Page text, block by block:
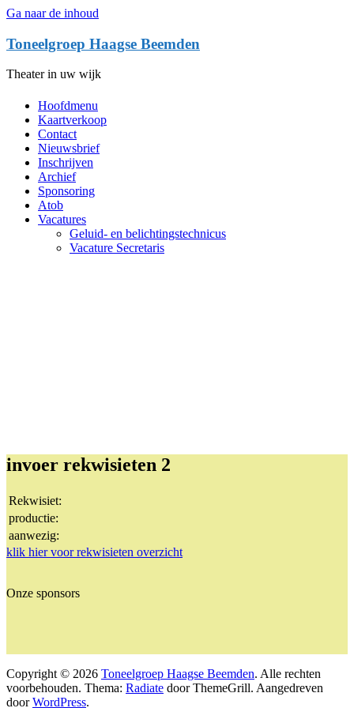
Ga naar de inhoud
Toneelgroep Haagse Beemden
Theater in uw wijk
Hoofdmenu
Kaartverkoop
Contact
Nieuwsbrief
Inschrijven
Archief
Sponsoring
Atob
Vacatures
Geluid- en belichtingstechnicus
Vacature Secretaris
invoer rekwisieten 2
Rekwisiet:
productie:
aanwezig:
klik hier voor rekwisieten overzicht
Onze sponsors
Copyright © 2026 Toneelgroep Haagse Beemden. Alle rechten
voorbehouden. Thema: Radiate door ThemeGrill. Aangedreven
doorWordPress.